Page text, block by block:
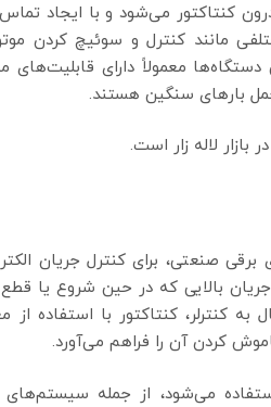
می‌شود و با ایجاد تماس
مانند کنترل و سوئیچ کردن
معمولاً دارای قابلیت‌های
بارهای سنگین هستند.
بازار لاله زار است.
صنعتی، برای کنترل جریان
بالایی که در حین شروع یا
کنترلر، کنتاکتور با استفاده از
کردن آن را فراهم می‌آورد.
می‌شود، از جمله سیستم‌های